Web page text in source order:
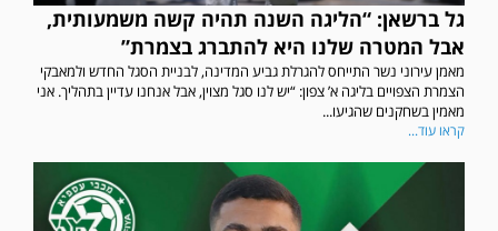
גל ברשאן: “הליגה השנה תהיה קשה משמעותית,
אבל המטרה שלנו היא להתברג בצמרת”
מאמן עירוני נשר התייחס להגרלת גביע המדינה, לבניית הסגל החדש ולמאבקי
הצמרת הצפויים בליגה א’ צפון: “יש לנו סגל מצוין, אבל אנחנו עדיין בתהליך. אני
מאמין בשחקנים שהגיעו...
קראו עוד...